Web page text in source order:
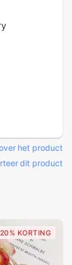
het product
dit product
20% KORTING